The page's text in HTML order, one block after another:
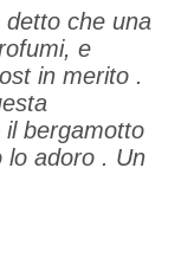
che una
e
in merito .
bergamotto
lo adoro . Un